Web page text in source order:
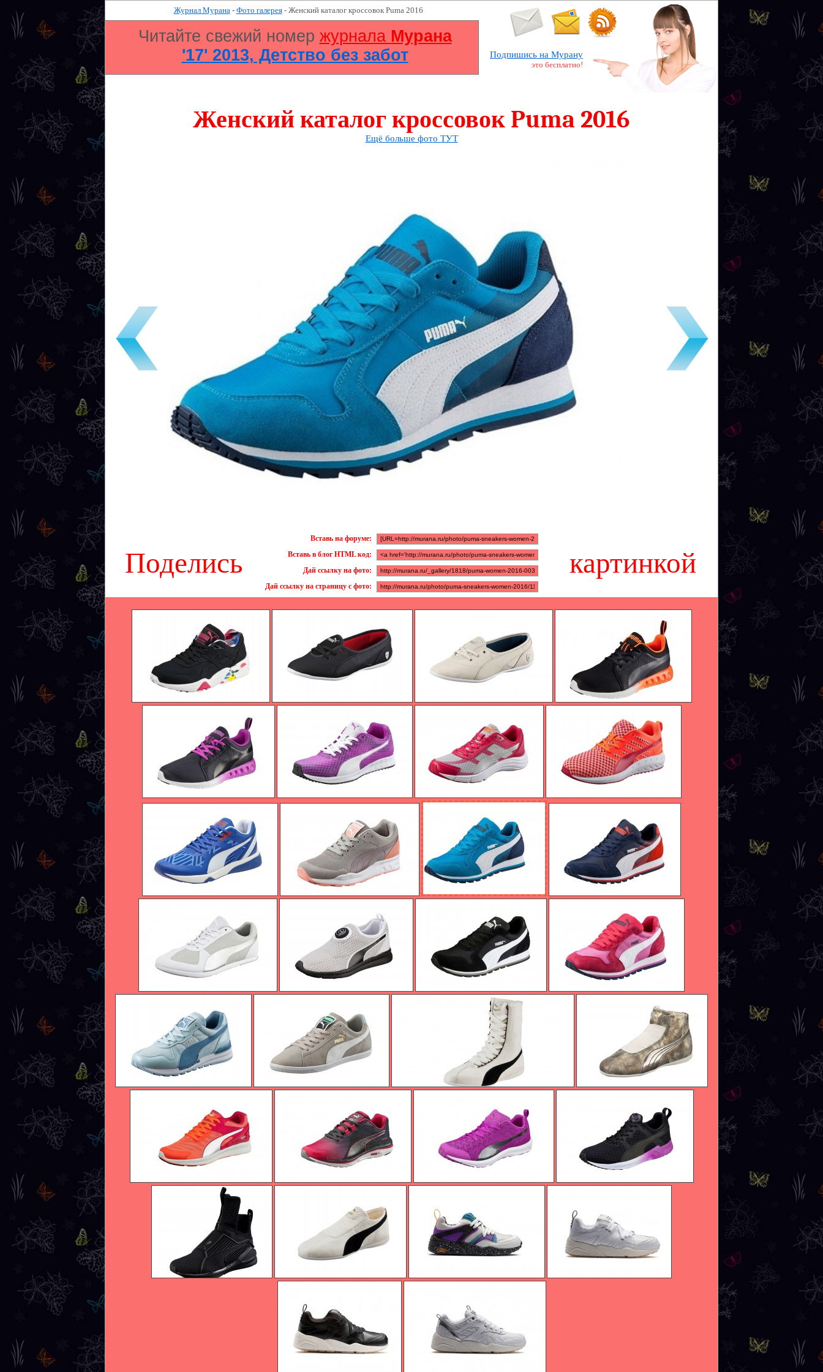
Журнал Мурана- Фото галерея- Женский каталог кроссовок Puma 2016
Читайте свежий номер журнала Мурана
'17' 2013, Детство без забот
Подпишись на Мурану
это бесплатно!
Женский каталог кроссовок Puma 2016
Ещё больше фото ТУТ
Поделись
Вставь на форуме:
Вставь в блог HTML код:
Дай ссылку на фото:
Дай ссылку на страницу с фото:
картинкой